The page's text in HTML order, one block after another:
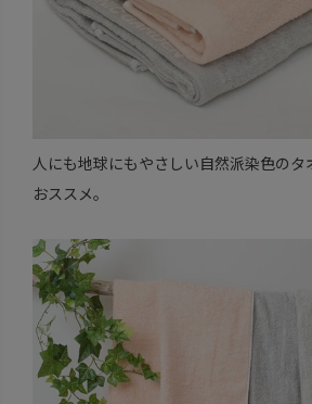
人にも地球にもやさしい自然派染色のタ
おススメ。